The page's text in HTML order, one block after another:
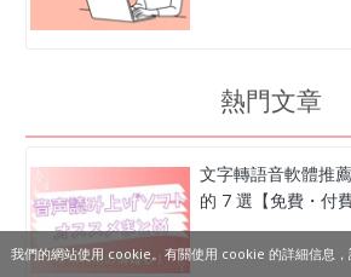
熱門文章
文字轉語音軟體推
的 7 選【免費・付費
我們的網站使用 cookie。有關使用 cookie 的詳細信息，